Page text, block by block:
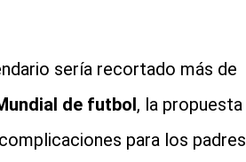
sería recortado más de
de futbol, la propuesta
para los padres